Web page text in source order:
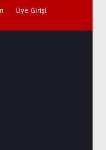
Üye Girişi